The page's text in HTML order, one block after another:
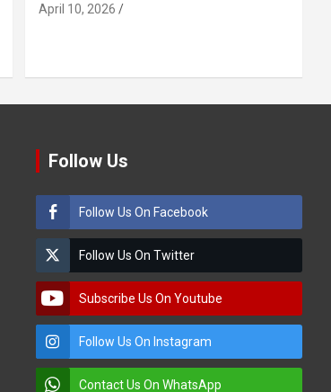
April 10, 2026
Follow Us
Follow Us On Facebook
Follow Us On Twitter
Subscribe Us On Youtube
Follow Us On Instagram
Contact Us On WhatsApp